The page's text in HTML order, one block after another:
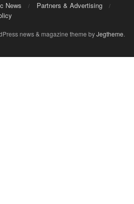
News
Partners & Advertising
news & magazine theme byJegtheme.